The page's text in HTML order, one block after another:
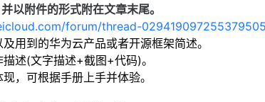
以附件的形式附在文章末尾。
forum/thread-
用到的华为云产品或者开源框架简述。
述(文字描述+截图+代码)。
，可根据手册上手并体验。